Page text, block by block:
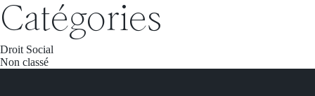
Catégories
Droit Social
Non classé